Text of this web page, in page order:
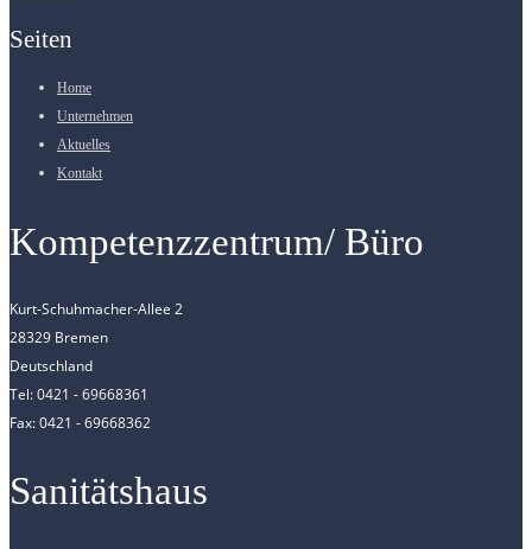
Seiten
Home
Unternehmen
Aktuelles
Kontakt
Kompetenzzentrum/ Büro
Kurt-Schuhmacher-Allee 2
28329 Bremen
Deutschland
Tel: 0421 - 69668361
Fax: 0421 - 69668362
Sanitätshaus